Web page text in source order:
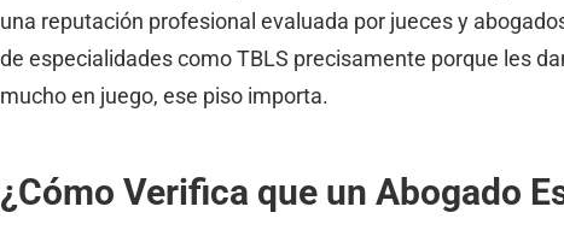
una reputación profesional evaluada por jueces y
de especialidades como TBLS precisamente porque les
mucho en juego, ese piso importa.
¿Cómo Verifica que un Abogado